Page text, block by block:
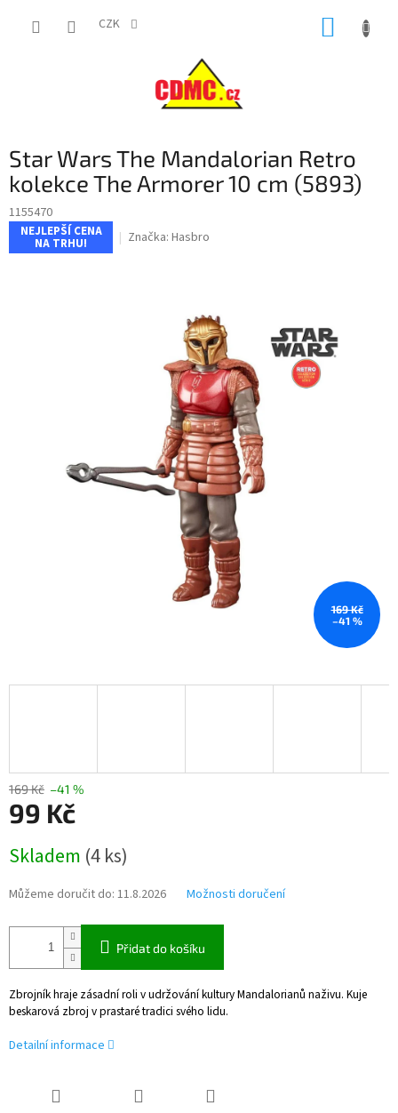
CZK
Star Wars The Mandalorian Retro
kolekce The Armorer 10 cm (5893)
1155470
NEJLEPŠÍ CENA
NA TRHU! Značka: Hasbro
169 Kč
–41 %
169 Kč –41 %
99 Kč
cena:
Skladem (4 ks)
Můžeme doručit do: 11.8.2026 Možnosti doručení
Přidat do košíku
Zbrojník hraje zásadní roli v udržování kultury Mandalorianů naživu. Kuje
beskarová zbroj v prastaré tradici svého lidu.
Detailní informace